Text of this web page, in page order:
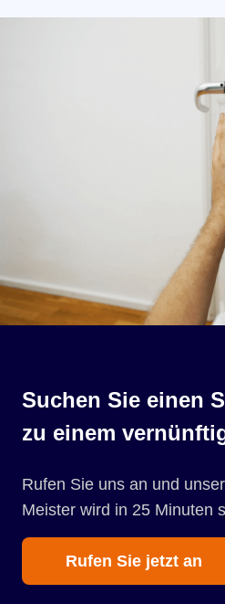
Suchen Sie einen
zu einem
Rufen Sie uns an und
Meister wird in 25 Minuten
Rufen Sie jetzt an